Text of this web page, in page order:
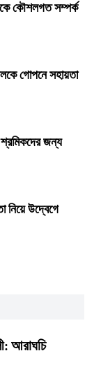
কৌশলগত সম্পর্ক
গোপনে সহায়তা
শ্রমিকদের জন্য
নিয়ে উদ্বেগে
আরাঘচি